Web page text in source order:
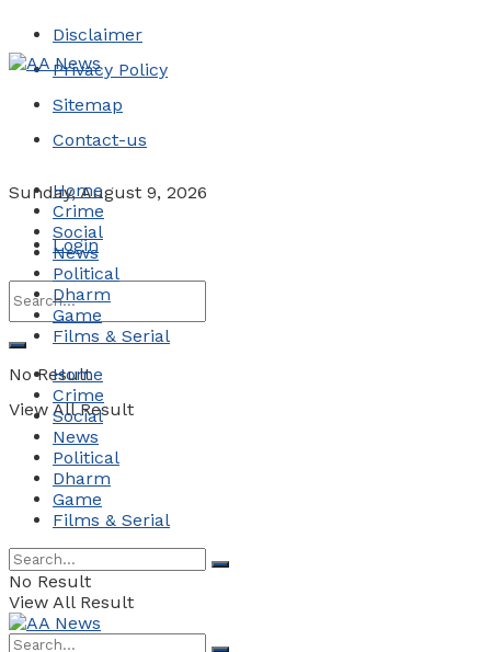
Disclaimer
Privacy Policy
Sitemap
Contact-us
Sunday, August 9, 2026
Login
No Result
View All Result
Home
Crime
Social
News
Political
Dharm
Game
Films & Serial
Home
Crime
Social
News
Political
Dharm
Game
Films & Serial
No Result
View All Result